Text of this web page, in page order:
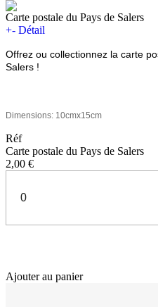
Carte postale du Pays de Salers
+- Détail
Offrez ou collectionnez la carte
Salers !
Dimensions: 10cmx15cm
Réf
Carte postale du Pays de Salers
2,00 €
Ajouter au panier